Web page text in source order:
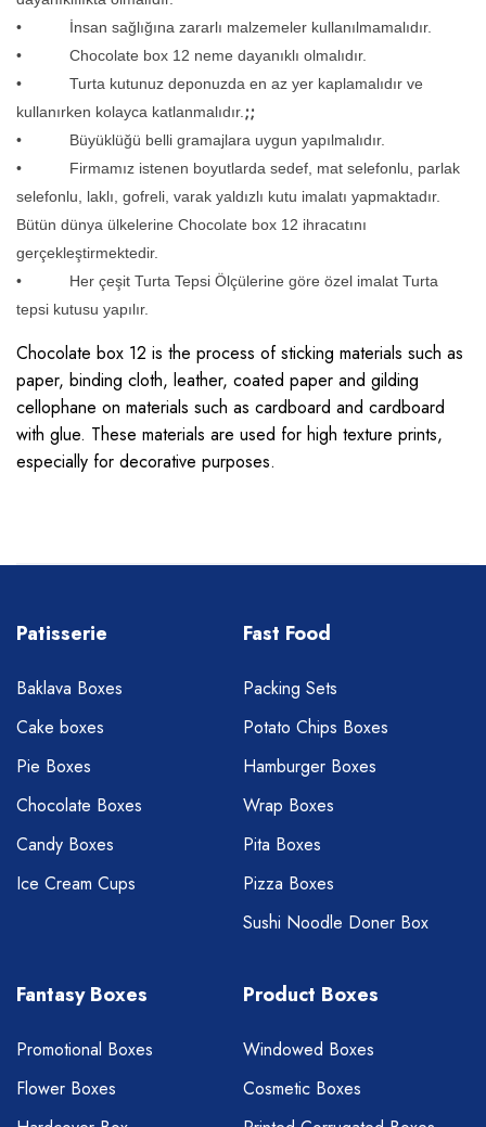
• İnsan sağlığına zararlı malzemeler kullanılmamalıdır.
• Chocolate box 12 neme dayanıklı olmalıdır.
• Turta kutunuz deponuzda en az yer kaplamalıdır ve
kullanırken kolayca katlanmalıdır.;;
• Büyüklüğü belli gramajlara uygun yapılmalıdır.
• Firmamız istenen boyutlarda sedef, mat selefonlu, parlak
selefonlu, laklı, gofreli, varak yaldızlı kutu imalatı yapmaktadır.
Bütün dünya ülkelerine Chocolate box 12 ihracatını
gerçekleştirmektedir.
• Her çeşit Turta Tepsi Ölçülerine göre özel imalat Turta
tepsi kutusu yapılır.
Chocolate box 12 is the process of sticking materials such as
paper, binding cloth, leather, coated paper and gilding
cellophane on materials such as cardboard and cardboard
with glue. These materials are used for high texture prints,
especially for decorative purposes.
Patisserie
Baklava Boxes
Cake boxes
Pie Boxes
Chocolate Boxes
Candy Boxes
Ice Cream Cups
Fast Food
Packing Sets
Potato Chips Boxes
Hamburger Boxes
Wrap Boxes
Pita Boxes
Pizza Boxes
Sushi Noodle Doner Box
Fantasy Boxes
Promotional Boxes
Flower Boxes
Product Boxes
Windowed Boxes
Cosmetic Boxes